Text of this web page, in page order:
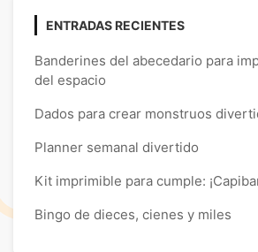
ENTRADAS RECIENTES
Banderines del abecedario para
del espacio
Dados para crear monstruos
Planner semanal divertido
Kit imprimible para cumple:
Bingo de dieces, cienes y miles